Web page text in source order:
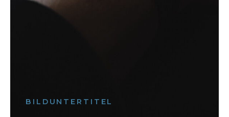
BILDUNTERTITEL